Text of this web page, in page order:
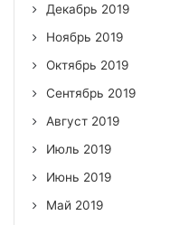
Декабрь 2019
Ноябрь 2019
Октябрь 2019
Сентябрь 2019
Август 2019
Июль 2019
Июнь 2019
Май 2019